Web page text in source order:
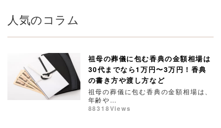
人気のコラム
祖母の葬儀に包む香典の金額相場は
30代までなら1万円〜3万円！香典
の書き方や渡し方など
祖母の葬儀に包む香典の金額相場は、
年齢や…
88318Views